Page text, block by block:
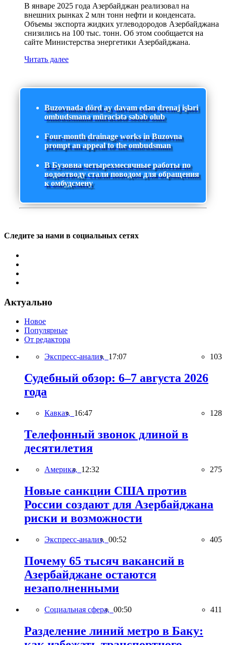
В январе 2025 года Азербайджан реализовал на
внешних рынках 2 млн тонн нефти и конденсата.
Объемы экспорта жидких углеводородов Азербайджана
снизились на 100 тыс. тонн. Об этом сообщается на
сайте Министерства энергетики Азербайджана.
Читать далее
Buzovnada dörd ay davam edən drenaj işləri
ombudsmana müraciətə səbəb olub
Four-month drainage works in Buzovna
prompt an appeal to the ombudsman
В Бузовна четырехмесячные работы по
водоотводу стали поводом для обращения
к омбудсмену
Следите за нами в социальных сетях
Актуально
Новое
Популярные
От редактора
Экспресс-анализ, 17:07 103
Судебный обзор: 6–7 августа 2026
года
Кавказ, 16:47 128
Телефонный звонок длиной в
десятилетия
Америка, 12:32 275
Новые санкции США против
России создают для Азербайджана
риски и возможности
Экспресс-анализ, 00:52 405
Почему 65 тысяч вакансий в
Азербайджане остаются
незаполненными
Социальная сфера, 00:50 411
Разделение линий метро в Баку: